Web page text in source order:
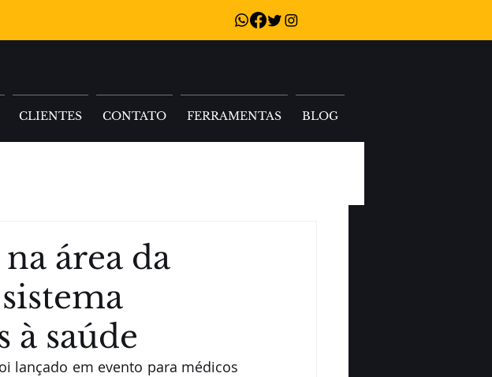
CLIENTES CONTATO FERRAMENTAS BLOG
área da
à saúde
lançado em evento para médicos